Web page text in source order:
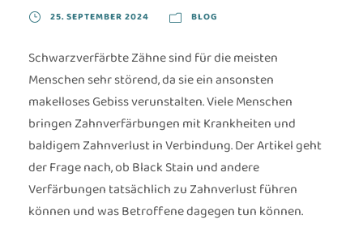
25. SEPTEMBER 2024 BLOG
Schwarzverfärbte Zähne sind für die meisten
Menschen sehr störend, da sie ein ansonsten
makelloses Gebiss verunstalten. Viele Menschen
bringen Zahnverfärbungen mit Krankheiten und
baldigem Zahnverlust in Verbindung. Der Artikel geht
der Frage nach, ob Black Stain und andere
Verfärbungen tatsächlich zu Zahnverlust führen
können und was Betroffene dagegen tun können.